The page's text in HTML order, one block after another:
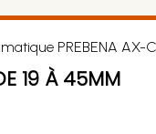
PREBENA AX-
19 À 45MM